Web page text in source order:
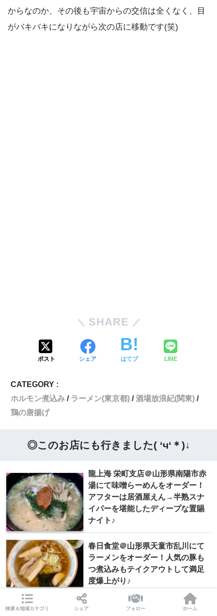
からなのか、その後も宇宙からの交信は全くなく、目
がバキバキになりながら次の店に移動です(笑)
SHARE
ポスト シェア はてブ LINE
CATEGORY :
ホルモン煮込み
ラーメン(東京都)
酒場放浪紀(関東)
鶏の唐揚げ
◎このお店にも行きました( ‘ч‘＊)↓
龍上海 栄町支店＠山形県南陽市赤
湯にて味噌らーめんをオーダー！
アフターは居酒屋えん→半熟スナ
イパーを堪能したディープな置賜
ナイト♪
春日食堂＠山形県天童市乱川にて
ラーメンをオーダー！人気の豚も
つ煮込みもテイクアウトして満足
度爆上がり♪
検索＆地域カテゴリ シェア フォロー ホーム